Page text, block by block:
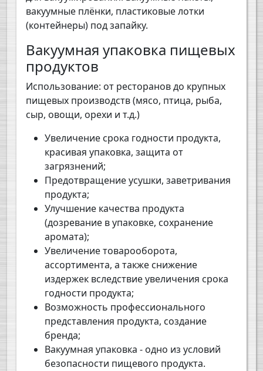
вакуумные плёнки, пластиковые лотки
(контейнеры) под запайку.
Вакуумная упаковка пищевых
продуктов
Использование: от ресторанов до крупных
пищевых производств (мясо, птица, рыба,
сыр, овощи, орехи и т.д.)
Увеличение срока годности продукта,
красивая упаковка, защита от
загрязнений;
Предотвращение усушки, заветривания
продукта;
Улучшение качества продукта
(дозревание в упаковке, сохранение
аромата);
Увеличение товарооборота,
ассортимента, а также снижение
издержек вследствие увеличения срока
годности продукта;
Возможность профессионального
представления продукта, создание
бренда;
Вакуумная упаковка - одно из условий
безопасности пищевого продукта.